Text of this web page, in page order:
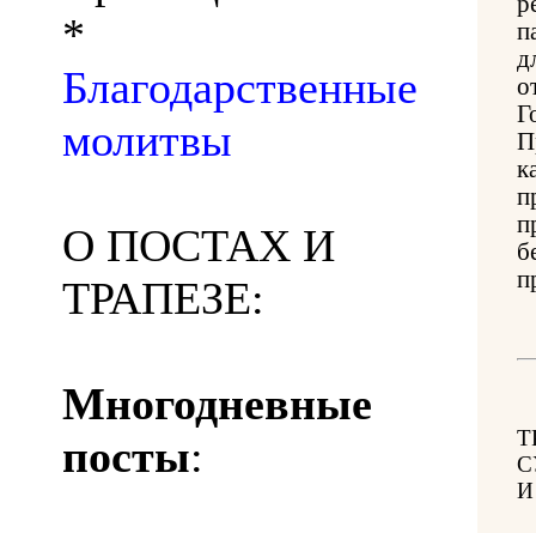
*
Благодарственные
молитвы
О ПОСТАХ И
ТРАПЕЗЕ:
Многодневные
посты: